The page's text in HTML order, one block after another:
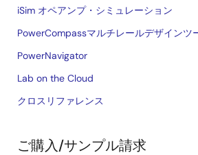
iSim オペアンプ・シミュレーション
PowerCompassマルチレールデザインツ
PowerNavigator
Lab on the Cloud
クロスリファレンス
ご購入/サンプル請求